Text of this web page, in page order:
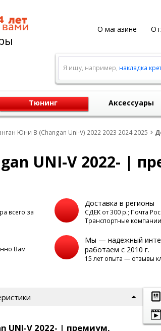
О магазине
Я ищу, например, накладка
Тюнинг Аксессуары
Юни В (Changan Uni-V) 2022 2023 2024 2025
UNI-V 2022- |
всего за
Доставка в регионы
СДЕК от 300 р.; Почта
Транспортные
Вам
Мы — надежный
работаем с 2010 г.
15 лет опыта — отзывы
UNI-V 2022- | премиум,